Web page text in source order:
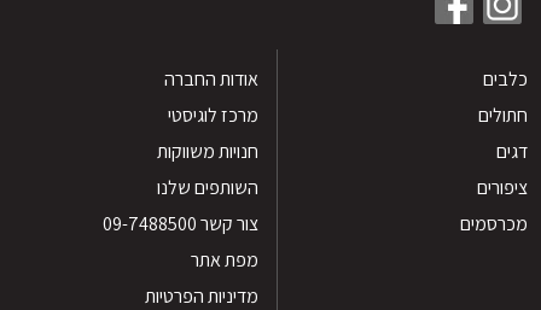
אודות החברה
מרכז לוגיסטי
חנויות משווקות
השותפים שלנו
צור קשר 09-7488500
מפת אתר
מדיניות הפרטיות